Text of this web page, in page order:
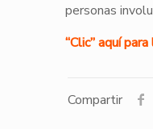
personas
“Clic” aquí
Compartir